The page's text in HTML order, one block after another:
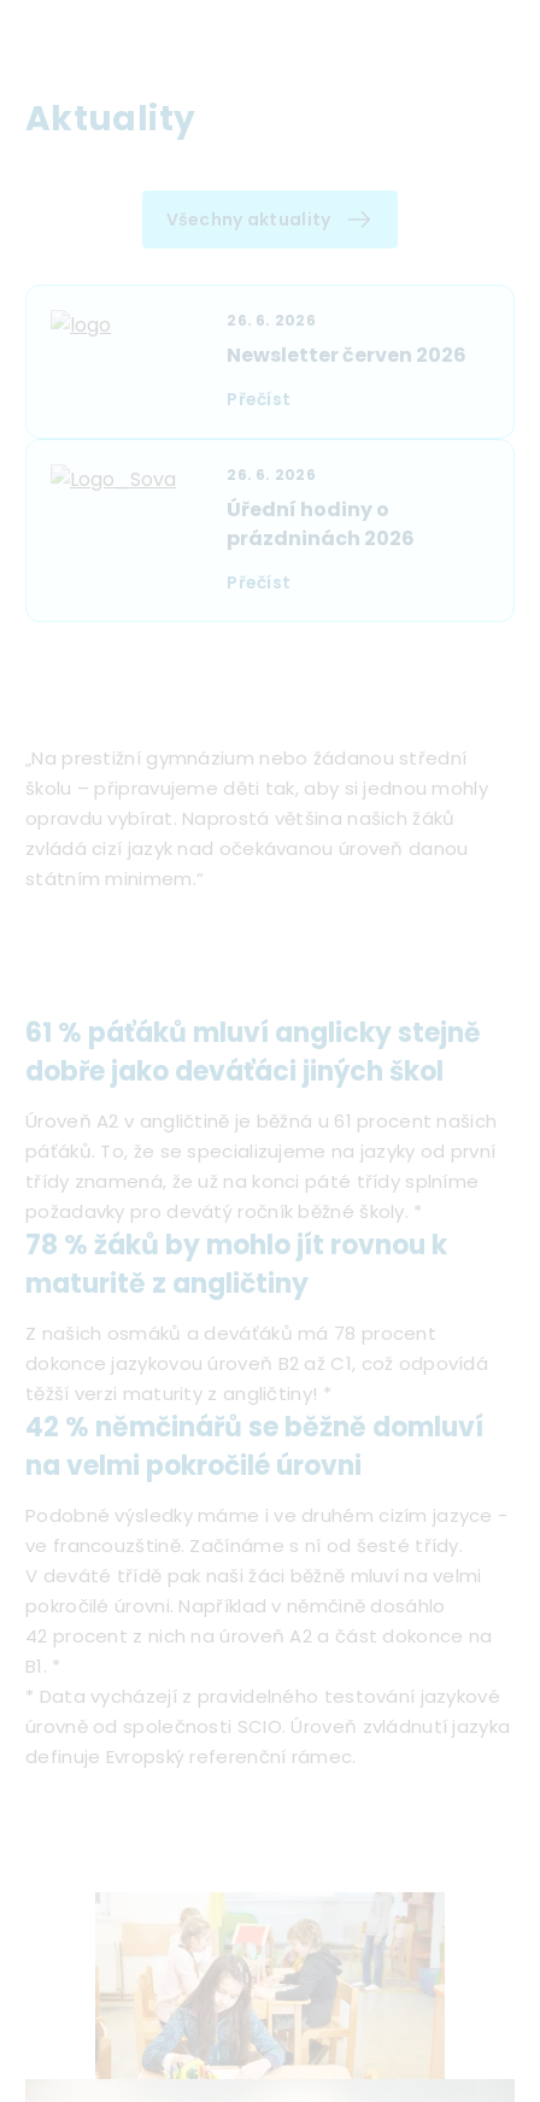
Aktuality
Všechny aktuality
26. 6. 2026
Newsletter červen 2026
Přečíst
26. 6. 2026
Úřední hodiny o
prázdninách 2026
Přečíst
„Na prestižní gymnázium nebo žádanou střední
školu – připravujeme děti tak, aby si jednou mohly
opravdu vybírat. Naprostá většina našich žáků
zvládá cizí jazyk nad očekávanou úroveň danou
státním minimem.“
61 % páťáků mluví anglicky stejně
dobře jako deváťáci jiných škol
Úroveň A2 v angličtině je běžná u 61 procent našich
páťáků. To, že se specializujeme na jazyky od první
třídy znamená, že už na konci páté třídy splníme
požadavky pro devátý ročník běžné školy. *
78 % žáků by mohlo jít rovnou k
maturitě z angličtiny
Z našich osmáků a deváťáků má 78 procent
dokonce jazykovou úroveň B2 až C1, což odpovídá
těžší verzi maturity z angličtiny! *
42 % němčinářů se běžně domluví
na velmi pokročilé úrovni
Podobné výsledky máme i ve druhém cizím jazyce -
ve francouzštině. Začínáme s ní od šesté třídy.
V deváté třídě pak naši žáci běžně mluví na velmi
pokročilé úrovni. Například v němčině dosáhlo
42 procent z nich na úroveň A2 a část dokonce na
B1. *
* Data vycházejí z pravidelného testování jazykové
úrovně od společnosti SCIO. Úroveň zvládnutí jazyka
definuje Evropský referenční rámec.